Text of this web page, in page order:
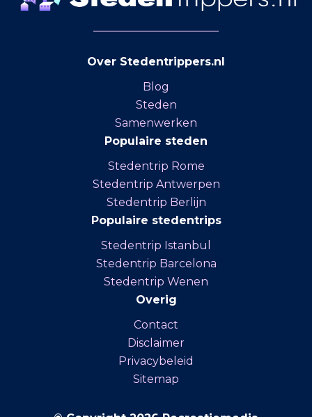
Over Stedentrippers.nl
Blog
Steden
Samenwerken
Populaire steden
Stedentrip Rome
Stedentrip Antwerpen
Stedentrip Berlijn
Populaire stedentrips
Stedentrip Istanbul
Stedentrip Barcelona
Stedentrip Wenen
Overig
Contact
Disclaimer
Privacybeleid
Sitemap